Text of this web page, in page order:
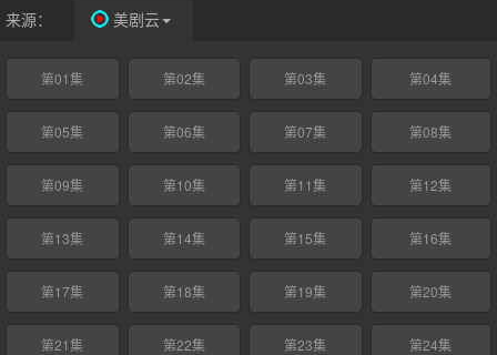
4.2。
来源： 美剧云
第01集 第02集 第03集 第04集
第05集 第06集 第07集 第08集
第09集 第10集 第11集 第12集
第13集 第14集 第15集 第16集
第17集 第18集 第19集 第20集
第21集 第22集 第23集 第24集